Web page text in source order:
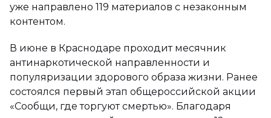
уже направлено 119 материалов с незаконным
контентом.
В июне в Краснодаре проходит месячник
антинаркотической направленности и
популяризации здорового образа жизни. Ранее
состоялся первый этап общероссийской акции
«Сообщи, где торгуют смертью». Благодаря